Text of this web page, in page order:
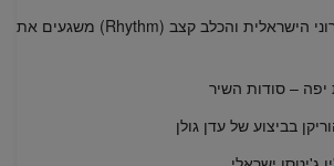
אמריקה גוט טאלנט – רוני הישראלית והכלב קצב (Rhythm) משגעים את
יפה – סודות השיר
בביצוע של עדן גולן